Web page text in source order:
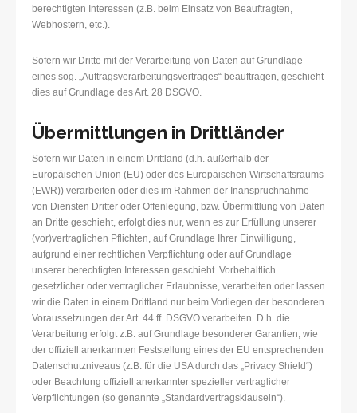
berechtigten Interessen (z.B. beim Einsatz von Beauftragten,
Webhostern, etc.).
Sofern wir Dritte mit der Verarbeitung von Daten auf Grundlage
eines sog. „Auftragsverarbeitungsvertrages“ beauftragen, geschieht
dies auf Grundlage des Art. 28 DSGVO.
Übermittlungen in Drittländer
Sofern wir Daten in einem Drittland (d.h. außerhalb der
Europäischen Union (EU) oder des Europäischen Wirtschaftsraums
(EWR)) verarbeiten oder dies im Rahmen der Inanspruchnahme
von Diensten Dritter oder Offenlegung, bzw. Übermittlung von Daten
an Dritte geschieht, erfolgt dies nur, wenn es zur Erfüllung unserer
(vor)vertraglichen Pflichten, auf Grundlage Ihrer Einwilligung,
aufgrund einer rechtlichen Verpflichtung oder auf Grundlage
unserer berechtigten Interessen geschieht. Vorbehaltlich
gesetzlicher oder vertraglicher Erlaubnisse, verarbeiten oder lassen
wir die Daten in einem Drittland nur beim Vorliegen der besonderen
Voraussetzungen der Art. 44 ff. DSGVO verarbeiten. D.h. die
Verarbeitung erfolgt z.B. auf Grundlage besonderer Garantien, wie
der offiziell anerkannten Feststellung eines der EU entsprechenden
Datenschutzniveaus (z.B. für die USA durch das „Privacy Shield“)
oder Beachtung offiziell anerkannter spezieller vertraglicher
Verpflichtungen (so genannte „Standardvertragsklauseln“).